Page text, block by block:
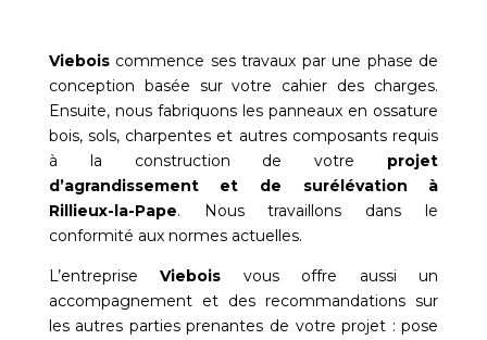
Vieboiscommence ses travaux par une phase de
conception basée sur votre cahier des charges.
Ensuite, nous fabriquons les panneaux en ossature
bois, sols, charpentes et autres composants requis
à la construction de votre projet
d’agrandissement et de surélévation à
Rillieux-la-Pape. Nous travaillons dans le
conformité aux normes actuelles.
L’entrepriseViebois vous offre aussi un
accompagnement et des recommandations sur
les autres parties prenantes de votre projet : pose